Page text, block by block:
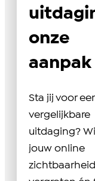
onze
aanpak
Sta jij voor
vergelijkbare
uitdaging?
jouw online
zichtbaarheid